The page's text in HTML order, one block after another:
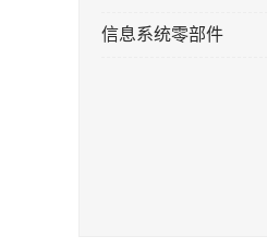
信息系统零部件